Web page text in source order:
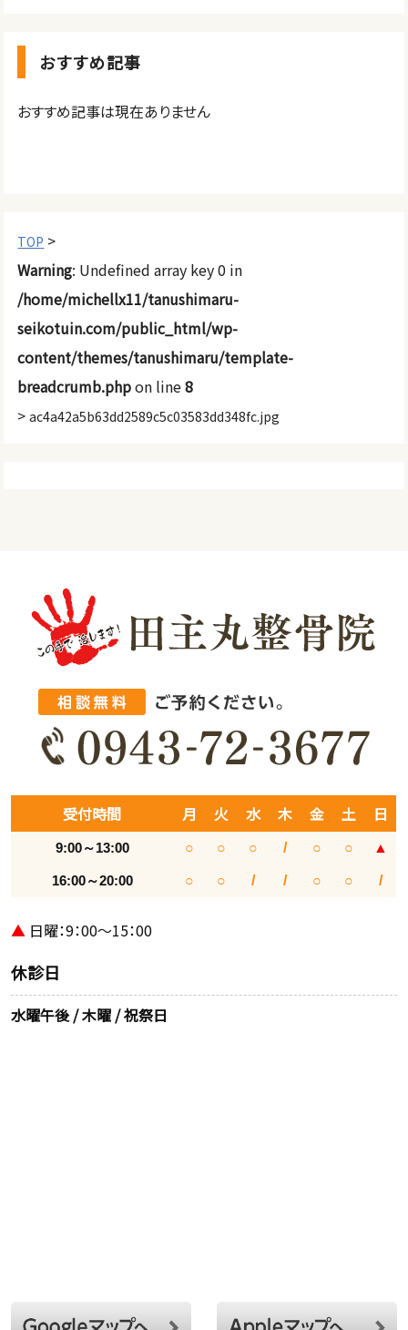
おすすめ記事
おすすめ記事は現在ありません
TOP >
Warning: Undefined array key 0 in
/home/michellx11/tanushimaru-
seikotuin.com/public_html/wp-
content/themes/tanushimaru/template-
breadcrumb.phpon line8
>ac4a42a5b63dd2589c5c03583dd348fc.jpg
受付時間 月 火 水 木 金 土 日
9:00～13:00 ○ ○ ○ / ○ ○ ▲
16:00～20:00 ○ ○ / / ○ ○ /
▲ 日曜：9：00～15：00
休診日
水曜午後 / 木曜 / 祝祭日